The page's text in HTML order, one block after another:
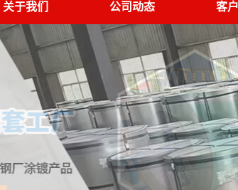
关于我们 公司动态 客